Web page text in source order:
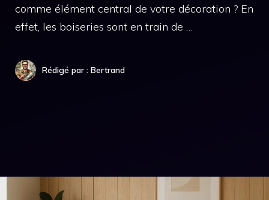
comme élément central de votre décoration ? En
effet, les boiseries sont en train de …
Rédigé par : Bertrand